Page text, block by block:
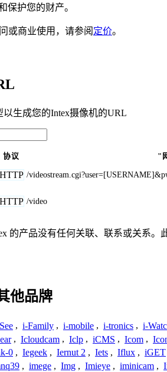
保护您的财产。
或商业使用，请参阅 定价。
生成您的Intex摄像机的URL
协议 "
HTTP /
HTTP /video
的产品没有任何关联、联系或关系
他品牌
, i-Family , i-mobile , i-tronics , i-
, Icloudcam , Iclp , iCMS , Icom ,
0 , Iegeek , Iernut 2 , Iets , Iflux , iGET
, imege , Img , Imieye , iminicam ,